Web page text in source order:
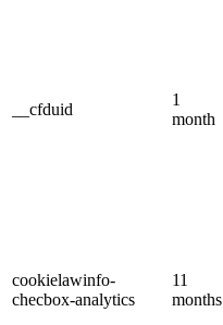
__cfduid
1
month
cookielawinfo-
checbox-analytics
11
months